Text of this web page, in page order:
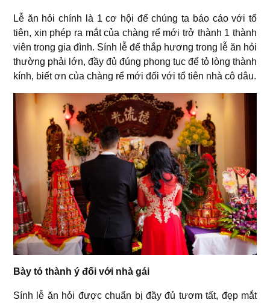
Lễ ăn hỏi chính là 1 cơ hội để chúng ta báo cáo với tổ
tiên, xin phép ra mắt của chàng rể mới trở thành 1 thành
viên trong gia đình. Sính lễ để thắp hương trong lễ ăn hỏi
thường phải lớn, đầy đủ đúng phong tục để tỏ lòng thành
kính, biết ơn của chàng rể mới đối với tổ tiên nhà cô dâu.
Bày tỏ thành ý đối với nhà gái
Sính lễ ăn hỏi được chuẩn bị đầy đủ tươm tất, đẹp mắt